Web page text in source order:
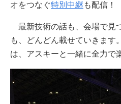
オをつなぐ特別中継 も配信！
最新技術の話も、会場で見
も、どんどん載せていきます
は、アスキーと一緒に全力で